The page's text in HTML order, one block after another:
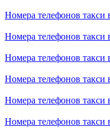
Номера телефонов такси
Номера телефонов такси
Номера телефонов такси
Номера телефонов такси
Номера телефонов такси
Номера телефонов такси